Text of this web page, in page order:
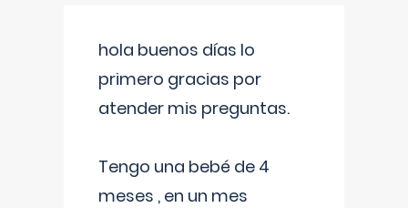
hola buenos días lo
primero gracias por
atender mis preguntas.
Tengo una bebé de 4
meses , en un mes